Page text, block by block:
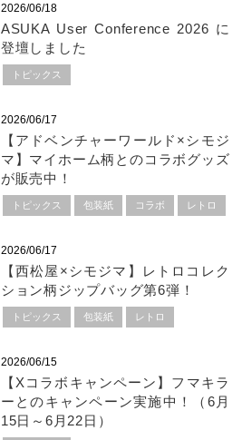
2026/06/18
ASUKA User Conference 2026 に
登壇しました
トピックス
2026/06/17
【アドベンチャーワールド×シモジ
マ】マイホーム柄とのコラボグッズ
が販売中！
トピックス 包装紙 コラボ レトロ
2026/06/17
【西松屋×シモジマ】レトロコレク
ション柄ジップバッグ第6弾！
トピックス 包装紙 レトロ
2026/06/15
【Xコラボキャンペーン】フマキラ
ーとのキャンペーン実施中！（6月
15日～6月22日）